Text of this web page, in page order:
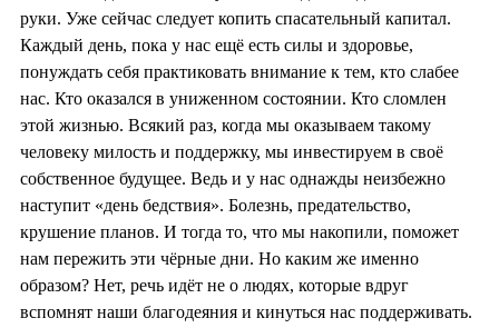
руки. Уже сейчас следует копить спасательный капитал.
Каждый день, пока у нас ещё есть силы и здоровье,
понуждать себя практиковать внимание к тем, кто слабее
нас. Кто оказался в униженном состоянии. Кто сломлен
этой жизнью. Всякий раз, когда мы оказываем такому
человеку милость и поддержку, мы инвестируем в своё
собственное будущее. Ведь и у нас однажды неизбежно
наступит «день бедствия». Болезнь, предательство,
крушение планов. И тогда то, что мы накопили, поможет
нам пережить эти чёрные дни. Но каким же именно
образом? Нет, речь идёт не о людях, которые вдруг
вспомнят наши благодеяния и кинуться нас поддерживать.